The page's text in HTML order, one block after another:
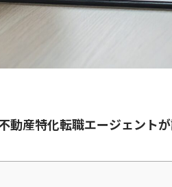
動産特化転職エージェント